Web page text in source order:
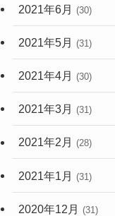
2021年6月 (30)
2021年5月 (31)
2021年4月 (30)
2021年3月 (31)
2021年2月 (28)
2021年1月 (31)
2020年12月 (31)